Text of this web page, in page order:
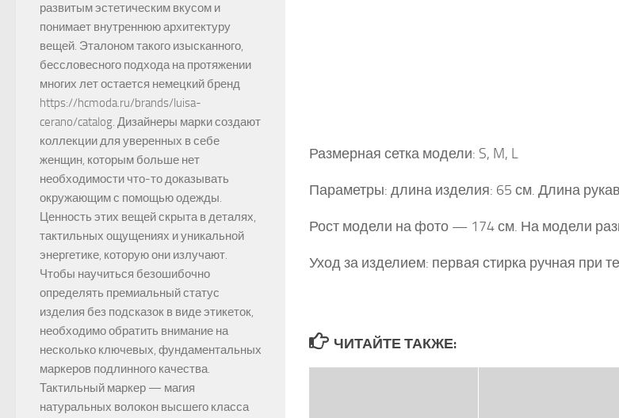
Размерная сетка модели: S, M, L
Параметры: длина изделия: 65 см. Длина
Рост модели на фото — 174 см. На модели
Уход за изделием: первая стирка ручная при
ЧИТАЙТЕ ТАКЖЕ:
развитым эстетическим вкусом и
понимает внутреннюю архитектуру
вещей. Эталоном такого изысканного,
бессловесного подхода на протяжении
многих лет остается немецкий бренд
https://hcmoda.ru/brands/luisa-
cerano/catalog. Дизайнеры марки создают
коллекции для уверенных в себе
женщин, которым больше нет
необходимости что-то доказывать
окружающим с помощью одежды.
Ценность этих вещей скрыта в деталях,
тактильных ощущениях и уникальной
энергетике, которую они излучают.
Чтобы научиться безошибочно
определять премиальный статус
изделия без подсказок в виде этикеток,
необходимо обратить внимание на
несколько ключевых, фундаментальных
маркеров подлинного качества.
Тактильный маркер — магия
натуральных волокон высшего класса